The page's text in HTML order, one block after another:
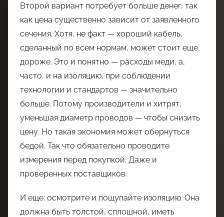
Второй вариант потребует больше денег, так
как цена существенно зависит от заявленного
сечения. Хотя, не факт — хороший кабель,
сделанный по всем нормам, может стоит еще
дороже. Это и понятно — расходы меди, а,
часто, и на изоляцию, при соблюдении
технологии и стандартов — значительно
больше. Потому производители и хитрят,
уменьшая диаметр проводов — чтобы снизить
цену. Но такая экономия может обернуться
бедой. Так что обязательно проводите
измерения перед покупкой. Даже и
проверенных поставщиков.
И еще: осмотрите и пощупайте изоляцию. Она
должна быть толстой, сплошной, иметь